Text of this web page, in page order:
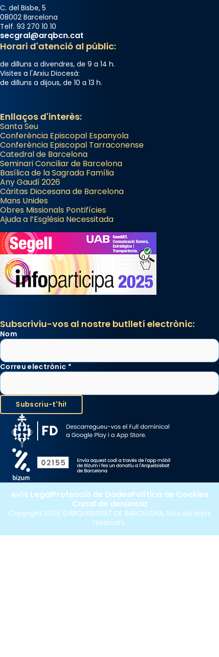
C. del Bisbe, 5
08002 Barcelona
Telf. 93 270 10 10
secgral@arqbcn.cat
Horari d'atenció al públic:
de dilluns a divendres, de 9 a 14 h.
Visites a l'Arxiu Diocesà:
de dilluns a dijous, de 10 a 13 h.
Enllaços d'interès:
Santa Seu
Conferència Episcopal Espanyola
Conferència Episcopal Tarraconense
Catedral de Barcelona
Seminari Conciliar de Barcelona
Basílica de la Sagrada Família
Any Gaudí 2026
Càritas Diocesana de Barcelona
Mans Unides
Obres Missionals Pontifícies
Ajuda a l’Església Necessitada
Subscriviu-vos al nostre butlletí electrònic:
Nom
Correu electrònic *
Copyright 2026 ©ARQUEBISBAT DE BARCELONA, tots els drets
reservats.
Avís LegalProtecció de DadesPolítica de Cookies
Canal de denúncia